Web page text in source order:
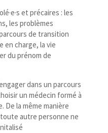
et précaires : les
les problèmes
de transition
charge, la vie
du prénom de
dans un parcours
un médecin formé à
De la même manière
toute autre personne ne